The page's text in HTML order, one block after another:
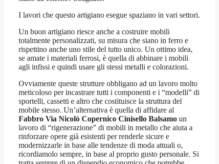
I lavori che questo artigiano esegue spaziano in vari settori.
Un buon artigiano riesce anche a costruire mobili
totalmente personalizzati, su misura che siano in ferro e
rispettino anche uno stile del tutto unico. Un ottimo idea,
se amate i materiali ferrosi, è quella di abbinare i mobili
agli infissi e quindi usare gli stessi metalli e colorazioni.
Ovviamente queste strutture obbligano ad un lavoro molto
meticoloso per incastrare tutti i componenti e i “modelli” di
sportelli, cassetti e altro che costituisce la struttura del
mobile stesso. Un’alternativa è quella di affidare al
Fabbro Via Nicolò Copernico Cinisello Balsamo un
lavoro di “rigenerazione” di mobili in metallo che aiuta a
rinforzare opere già esistenti per renderle sicure e
modernizzarle in base alle tendenze di moda attuali o,
ricordiamolo sempre, in base al proprio gusto personale. Si